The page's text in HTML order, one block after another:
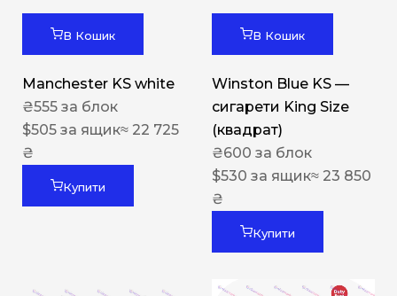
В Кошик
Manchester KS white
₴555 за блок
$505 за ящик≈ 22 725
₴
Купити
В Кошик
Winston Blue KS —
сигарети King Size
(квадрат)
₴600 за блок
$530 за ящик≈ 23 850
₴
Купити